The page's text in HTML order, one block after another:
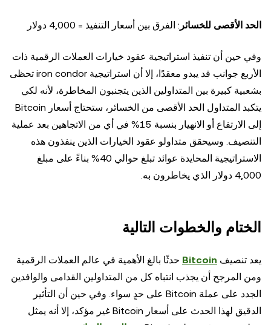
الحد الأقصى للخسائر : الفرق بين أسعار التنفيذ = 4,000 دولار
وفي حين أن تنفيذ استراتيجية عقود خيارات العملات الرقمية ذات
الأربع جوانب قد يبدو معقدًا، إلا أن استراتيجية iron condor تحظى
بشعبية كبيرة بين المتداولين الذين يتجنبون المخاطرة، لأنه لكي
يتكبد المتداول الحد الأقصى من الخسائر، ستحتاج أسعار Bitcoin
إلى الارتفاع أو الانهيار بنسبة 15% في أي من الاتجاهين بعد عملية
التنصيف. وسيحقق متداولو عقود الخيارات الذين ينفذون هذه
الاستراتيجية المحايدة عوائد تبلغ حوالي 40% بناءً على مبلغ
4,000 دولار الذي يخاطرون به.
الختام والخطوات التالية
يعد تنصيف Bitcoin حدثًا بالغ الأهمية في عالم العملات الرقمية
ومن المرجح أن يجذب انتباه كل من المتداولين القدامى والوافدين
الجدد على عملة Bitcoin على حدٍ سواء. وفي حين أن التأثير
الدقيق لهذا الحدث على أسعار Bitcoin غير مؤكد، إلا أنه يمثل